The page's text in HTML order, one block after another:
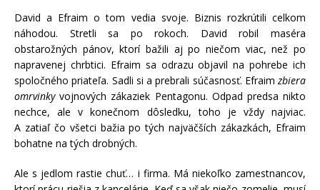
David a Efraim o tom vedia svoje. Biznis rozkrútili celkom
náhodou. Stretli sa po rokoch. David robil maséra
obstarožných pánov, ktorí bažili aj po niečom viac, než po
napravenej chrbtici. Efraim sa odrazu objavil na pohrebe ich
spoločného priateľa. Sadli si a prebrali súčasnosť. Efraimzbiera
omrvinkyvojnových zákaziek Pentagonu. Odpad predsa nikto
nechce, ale v konečnom dôsledku, toho je vždy najviac.
A zatiaľ čo všetci bažia po tých najväčších zákazkách, Efraim
bohatne na tých drobných.
Ale s jedlom rastie chuť… i firma. Má niekoľko zamestnancov,